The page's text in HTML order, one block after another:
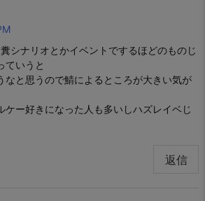
シナリオとかイベントでするほどのものじ
ていうと
なと思うので鯖によるところが大きい気が
ケー好きになった人も多いしハズレイベじ
返信